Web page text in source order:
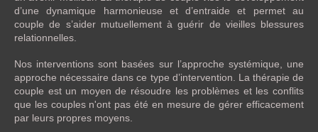
d’une dynamique harmonieuse et d’entraide et permet au
couple de s’aider mutuellement à guérir de vieilles blessures
relationnelles.
Nos interventions sont basées sur l’approche systémique, une
approche nécessaire dans ce type d’intervention. La thérapie de
couple est un moyen de résoudre les problèmes et les conflits
que les couples n'ont pas été en mesure de gérer efficacement
par leurs propres moyens.